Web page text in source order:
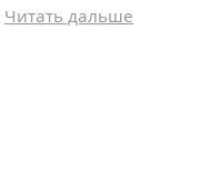
Читать дальше